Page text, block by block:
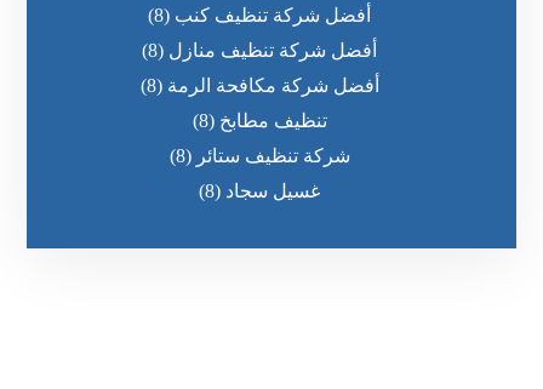
أفضل شركة تنظيف كنب (8)
أفضل شركة تنظيف منازل (8)
أفضل شركة مكافحة الرمة (8)
تنظيف مطابخ (8)
شركة تنظيف ستائر (8)
غسيل سجاد (8)